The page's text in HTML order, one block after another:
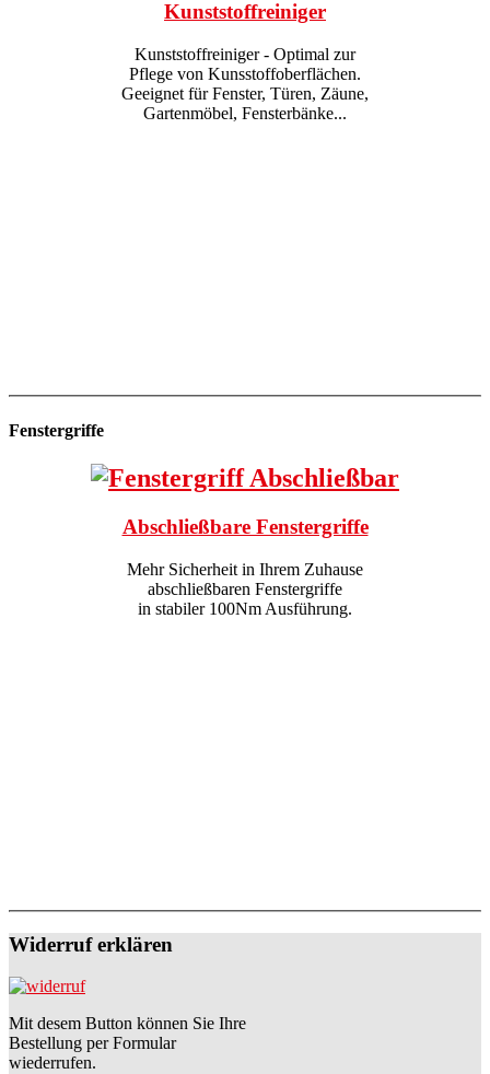
Kunststoffreiniger
Kunststoffreiniger - Optimal zur
Pflege von Kunsstoffoberflächen.
Geeignet für Fenster, Türen, Zäune,
Gartenmöbel, Fensterbänke...
Fenstergriffe
Abschließbare Fenstergriffe
Mehr Sicherheit in Ihrem Zuhause
abschließbaren Fenstergriffe
in stabiler 100Nm Ausführung.
Widerruf erklären
Mit desem Button können Sie Ihre
Bestellung per Formular
wiederrufen.